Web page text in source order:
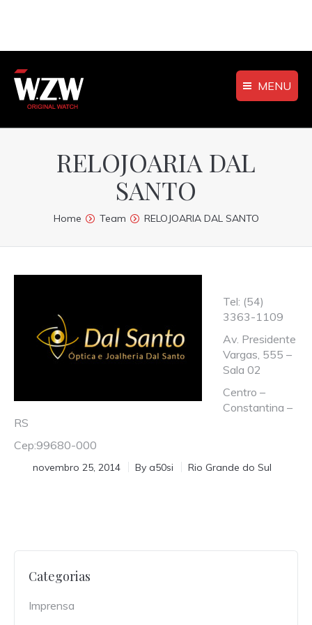
MENU
RELOJOARIA DAL
SANTO
You are here:
Home Team RELOJOARIA DAL SANTO
Tel: (54)
3363-1109
Av. Presidente
Vargas, 555 –
Sala 02
Centro –
Constantina –
RS
Cep:99680-000
novembro 25, 2014 By a50si Rio Grande do Sul
Categorias
Imprensa